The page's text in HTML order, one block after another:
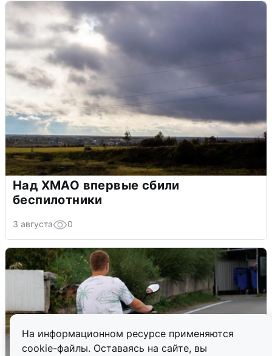
На информационном ресурсе применяются
cookie-файлы. Оставаясь на сайте, вы
Над ХМАО впервые сбили
беспилотники
3 августа 0